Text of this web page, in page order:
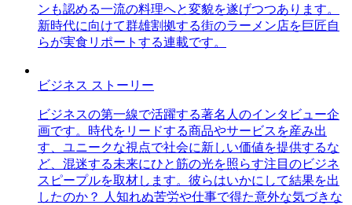
ンも認める一流の料理へと変貌を遂げつつあります。
新時代に向けて群雄割拠する街のラーメン店を巨匠自
らが実食リポートする連載です。
ビジネス ストーリー
ビジネスの第一線で活躍する著名人のインタビュー企
画です。時代をリードする商品やサービスを産み出
す、ユニークな視点で社会に新しい価値を提供するな
ど、混迷する未来にひと筋の光を照らす注目のビジネ
スピープルを取材します。彼らはいかにして結果を出
したのか？ 人知れぬ苦労や仕事で得た意外な気づきな